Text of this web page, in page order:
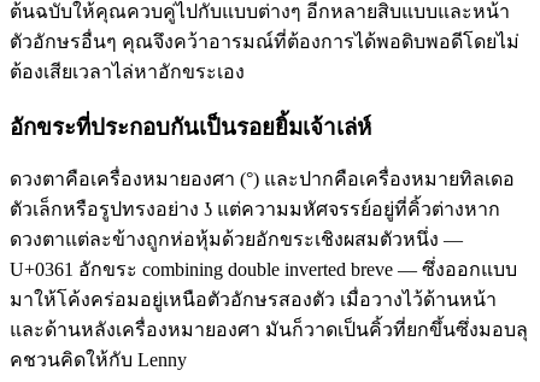
ต้นฉบับให้คุณควบคู่ไปกับแบบต่างๆ อีกหลายสิบแบบและหน้า
ตัวอักษรอื่นๆ คุณจึงคว้าอารมณ์ที่ต้องการได้พอดิบพอดีโดยไม่
ต้องเสียเวลาไล่หาอักขระเอง
อักขระที่ประกอบกันเป็นรอยยิ้มเจ้าเล่ห์
ดวงตาคือเครื่องหมายองศา (°) และปากคือเครื่องหมายทิลเดอ
ตัวเล็กหรือรูปทรงอย่าง ʖ แต่ความมหัศจรรย์อยู่ที่คิ้วต่างหาก
ดวงตาแต่ละข้างถูกห่อหุ้มด้วยอักขระเชิงผสมตัวหนึ่ง —
U+0361 อักขระ combining double inverted breve — ซึ่งออกแบบ
มาให้โค้งคร่อมอยู่เหนือตัวอักษรสองตัว เมื่อวางไว้ด้านหน้า
และด้านหลังเครื่องหมายองศา มันก็วาดเป็นคิ้วที่ยกขึ้นซึ่งมอบลุ
คชวนคิดให้กับ Lenny